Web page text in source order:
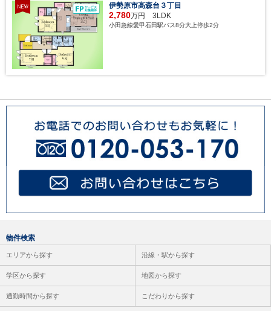
伊勢原市高森台３丁目
2,780万円 3LDK
小田急線愛甲石田駅バス8分大上停歩2分
物件検索
エリアから探す 沿線・駅から探す
学区から探す 地図から探す
通勤時間から探す こだわりから探す